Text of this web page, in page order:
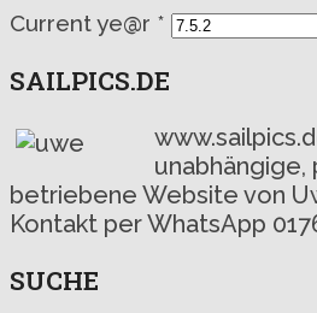
Current ye@r *
SAILPICS.DE
unabhängige,
betriebene Website von
Kontakt per WhatsApp
SUCHE